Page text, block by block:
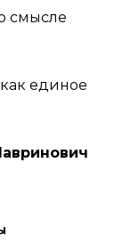
смысле
единое